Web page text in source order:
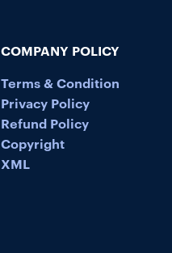
COMPANY POLICY
Terms & Condition
Privacy Policy
Refund Policy
Copyright
XML